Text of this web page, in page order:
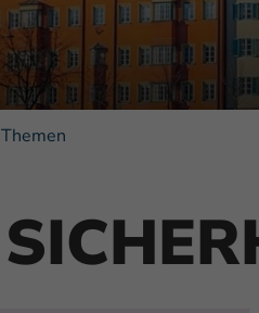
Themen